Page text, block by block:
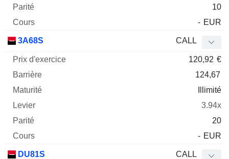
10
- EUR
3A68S CALL
120,92 €
124,67
Illimité
3.94x
20
- EUR
DU81S CALL